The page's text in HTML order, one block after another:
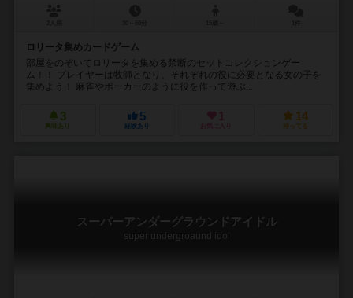
ロリータ集めカードゲーム
部屋をのぞいてロリータを集める禁断のセットコレクションゲー
ム！！ プレイヤーは牧師となり、それぞれの役に必要となる女の子を
集めよう！ 麻雀やポーカーのように役を作って遊ぶ...
3
興味あり
5
経験あり
1
お気に入り
14
持ってる
スーパーアンダーグラウンドアイドル
super undergroaund idol